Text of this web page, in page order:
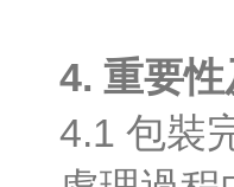
4. 重要性
4.1 包裝